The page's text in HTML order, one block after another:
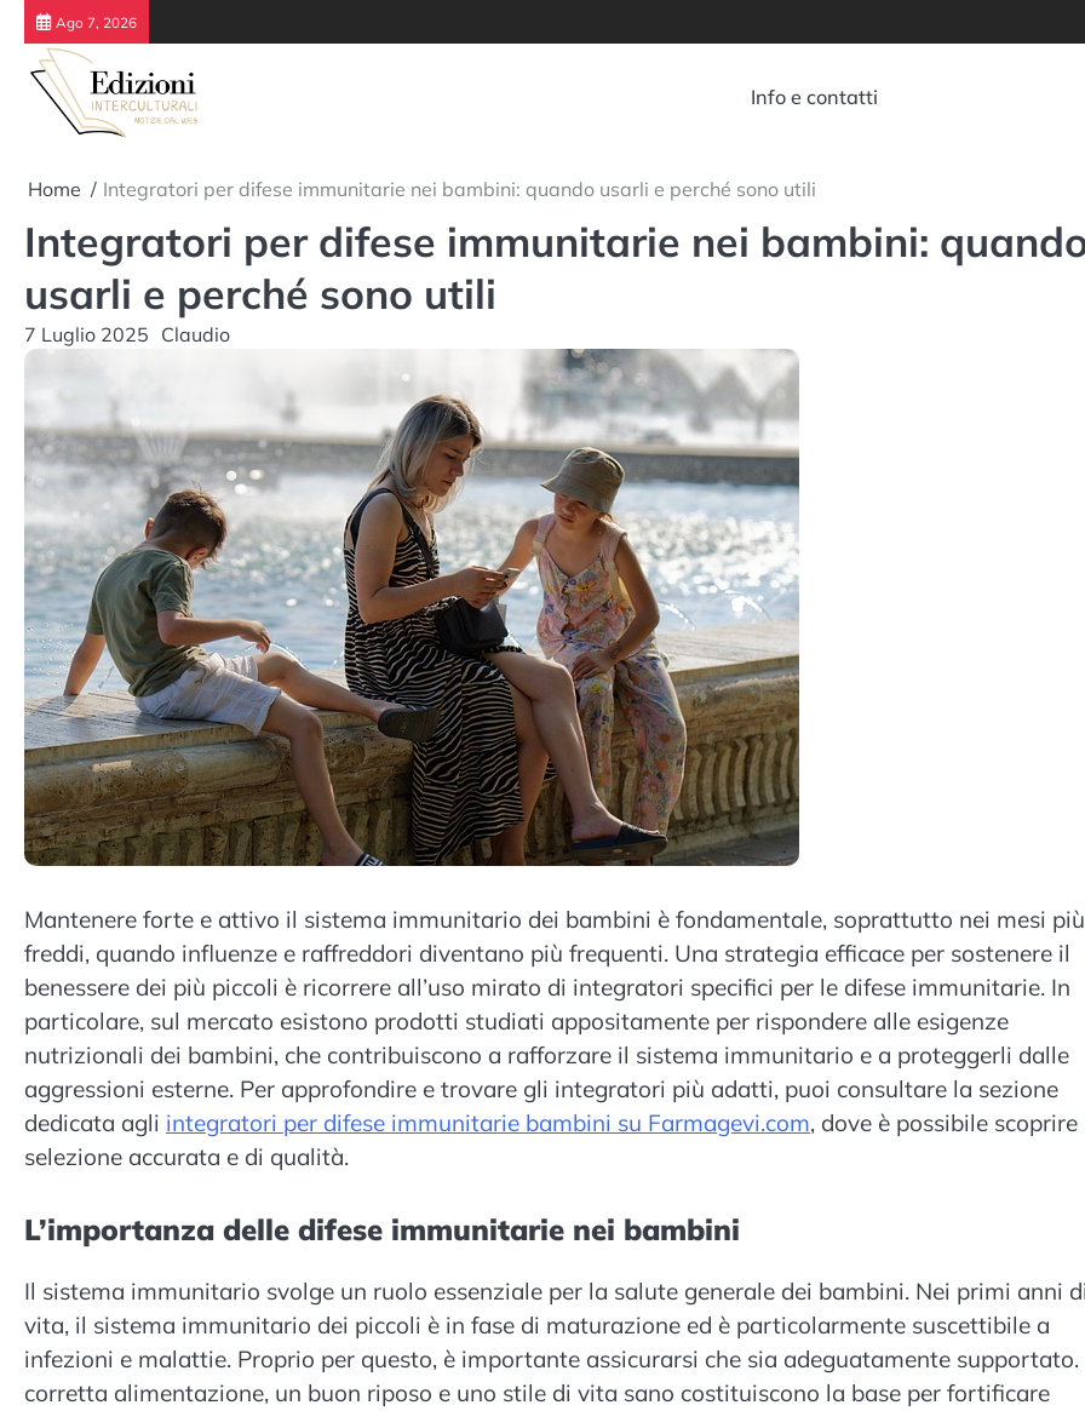
Skip
content
Ago 7, 2026
Info e contatti
Home Integratori per difese immunitarie nei bambini: quando usarli e perché sono utili
Integratori per difese immunitarie nei bambini:
usarli e perché sono utili
7 Luglio 2025 Claudio
Mantenere forte e attivo il sistema immunitario dei bambini è fondamentale, soprattutto nei mesi più
freddi, quando influenze e raffreddori diventano più frequenti. Una strategia efficace per sostenere il
benessere dei più piccoli è ricorrere all’uso mirato di integratori specifici per le difese immunitarie. In
particolare, sul mercato esistono prodotti studiati appositamente per rispondere alle esigenze
nutrizionali dei bambini, che contribuiscono a rafforzare il sistema immunitario e a proteggerli dalle
aggressioni esterne. Per approfondire e trovare gli integratori più adatti, puoi consultare la sezione
dedicata agli integratori per difese immunitarie bambini su Farmagevi.com, dove è possibile scoprire
selezione accurata e di qualità.
L’importanza delle difese immunitarie nei bambini
Il sistema immunitario svolge un ruolo essenziale per la salute generale dei bambini. Nei primi anni
vita, il sistema immunitario dei piccoli è in fase di maturazione ed è particolarmente suscettibile a
infezioni e malattie. Proprio per questo, è importante assicurarsi che sia adeguatamente supportato.
corretta alimentazione, un buon riposo e uno stile di vita sano costituiscono la base per fortificare